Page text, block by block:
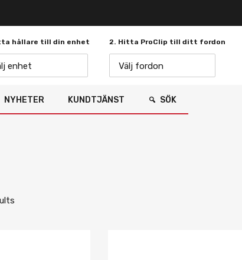
hållare till din enhet
enhet
2. Hitta ProClip till ditt fordon
Välj fordon
NYHETER KUNDTJÄNST SÖK